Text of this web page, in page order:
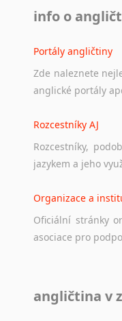
info o
Portály angličtiny
Zde naleznete
anglické portály
Rozcestníky AJ
Rozcestníky,
jazykem a jeho
Organizace a
Oficiální stránky
asociace pro
Ať už se jedná o
angličtina v